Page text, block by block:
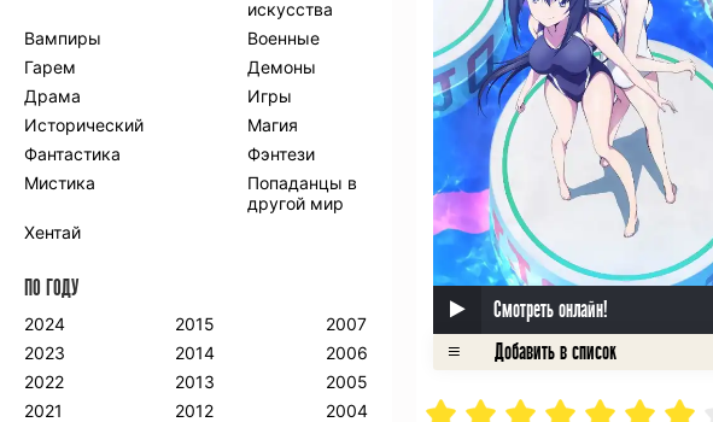
Смотреть онлайн!
искусства
Вампиры
Военные
Гарем
Демоны
Драма
Игры
Исторический
Магия
Фантастика
Фэнтези
Мистика
Попаданцы в
другой мир
Хентай
ПО ГОДУ
2024
2023
2022
2021
2015
2014
2013
2012
2007
2006
2005
2004